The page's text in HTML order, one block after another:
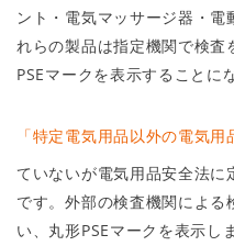
ント・電気マッサージ器・電
れらの製品は指定機関で検
PSEマークを表示することに
「特定電気用品以外の電気用
ていないが電気用品安全法
です。外部の検査機関によ
い、丸形PSEマークを表示し